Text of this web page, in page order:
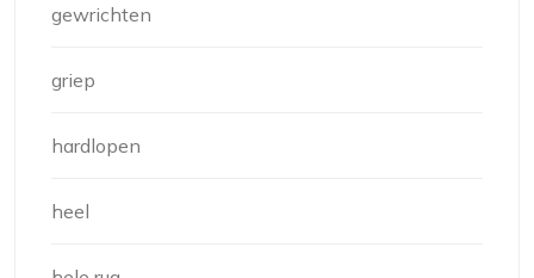
gewrichten
griep
hardlopen
heel